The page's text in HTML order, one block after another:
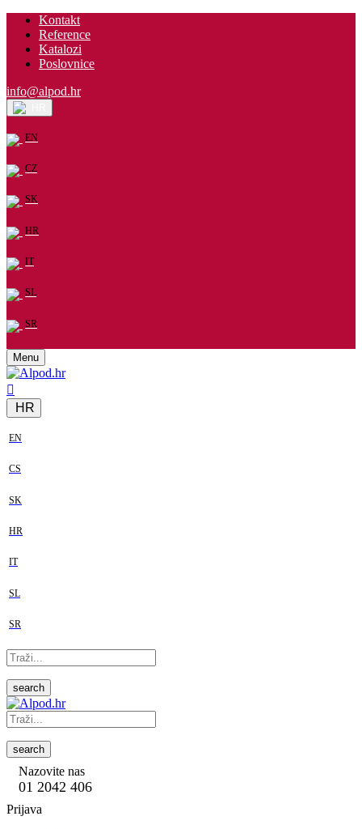
Kontakt
Reference
Katalozi
Poslovnice
info@alpod.hr
EN
CZ
SK
HR
IT
SL
SR
Menu
HR
EN
CS
SK
HR
IT
SL
SR
search
search
Nazovite nas
01 2042 406
Prijava